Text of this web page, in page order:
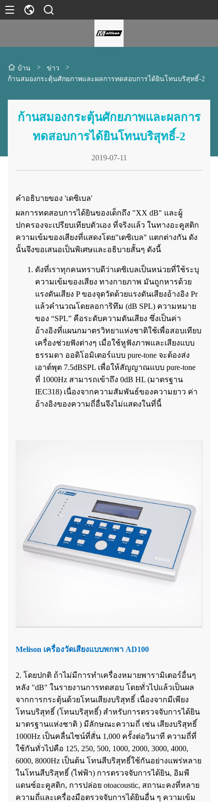
บ้าน > ข่าว
>
ก้านสมองกระตุ้นศักยภาพและผลการทดสอบการได้ยินโทนบริสุทธิ์-2
ก้านสมองกระตุ้นศักยภาพและผลการ
ทดสอบการได้ยินโทนบริสุทธิ์-2
2019-07-11
คำอธิบายของ 'เดซิเบล'
ผลการทดสอบการได้ยินของเด็กถึง "XX dB" และผู้
ปกครองจะเปรียบเทียบตัวเอง ที่จริงแล้ว ในทางอะคูสติก
ความเข้มของเสียงที่แสดงโดย"เดซิเบล" แตกต่างกัน ดัง
นั้นจึงขอเสนอเป็นพิเศษและอธิบายสั้นๆ ดังนี้
ดังที่เราทุกคนทราบดีว่าเดซิเบลเป็นหน่วยที่ใช้ระบุ
ความเข้มของเสียง ทางกายภาพ มันถูกหารด้วย
แรงดันเสียง P ของจุดวัดด้วยแรงดันเสียงอ้างอิง Pr
แล้วคำนวณโดยลอการิทึม (dB SPL) ความหมาย
ของ “SPL” คือระดับความดันเสียง ซึ่งเป็นค่า
อ้างอิงที่แผนกมาตรวิทยาแห่งชาติใช้เพื่อสอบเทียบ
เครื่องช่วยฟังต่างๆ เมื่อใช้หูฟังภาพและเสียงแบบ
ธรรมดา ออดิโอมิเตอร์แบบ pure-tone จะต้องส่ง
เอาต์พุต 7.5dBSPL เพื่อให้สัญญาณแบบ pure-tone
ที่ 1000Hz สามารถเข้าถึง 0dB HL (มาตรฐาน
IEC318) เนื่องจากความสัมพันธ์ของความยาว ค่า
อ้างอิงของความถี่อื่นจึงไม่แสดงในที่นี้
Melison เครื่องวัดเสียงแบบพกพา AD100
2. โดยปกติ ถ้าไม่มีการทำเครื่องหมายพารามิเตอร์อื่นๆ
หลัง "dB" ในรายงานการทดสอบ โดยทั่วไปแล้วเป็นผล
จากการกระตุ้นด้วยโทนเสียงบริสุทธิ์ เนื่องจากมีเพียง
โทนบริสุทธิ์ (โทนบริสุทธิ์) สำหรับการตรวจจับการได้ยิน
มาตรฐานแห่งชาติ ) มีลักษณะความถี่ เช่น เสียงบริสุทธิ์
1000Hz เป็นคลื่นไซน์ที่สั่น 1,000 ครั้งต่อวินาที ความถี่ที่
ใช้กันทั่วไปคือ 125, 250, 500, 1000, 2000, 3000, 4000,
6000, 8000Hz เป็นต้น โทนสีบริสุทธิ์ใช้กันอย่างแพร่หลาย
ในโทนสีบริสุทธิ์ (ไฟฟ้า) การตรวจจับการได้ยิน, อิมพี
แดนซ์อะคูสติก, การปล่อย otoacoustic, สถานะคงที่หลาย
ความถี่และเครื่องมือตรวจจับการได้ยินอื่น ๆ ความเข้ม